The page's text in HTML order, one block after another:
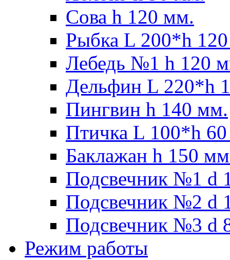
Сова h 120 мм.
Рыбка L 200*h
Лебедь №1 h 120
Дельфин L 220*h
Пингвин h 140 мм.
Птичка L 100*h
Баклажан h 150
Подсвечник №1 d
Подсвечник №2 d
Подсвечник №3 d
Режим работы